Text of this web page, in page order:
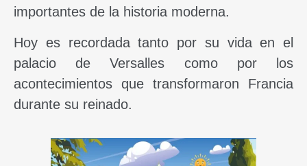
importantes de la historia moderna.
Hoy es recordada tanto por su vida en el
palacio de Versalles como por los
acontecimientos que transformaron Francia
durante su reinado.